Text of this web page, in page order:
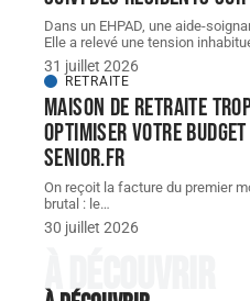
Dans un EHPAD, une aide-
Elle a relevé une tension
31 juillet 2026
RETRAITE
Maison de retraite
optimiser votre budget
senior.fr
On reçoit la facture du premier
brutal : le…
30 juillet 2026
À découvrir